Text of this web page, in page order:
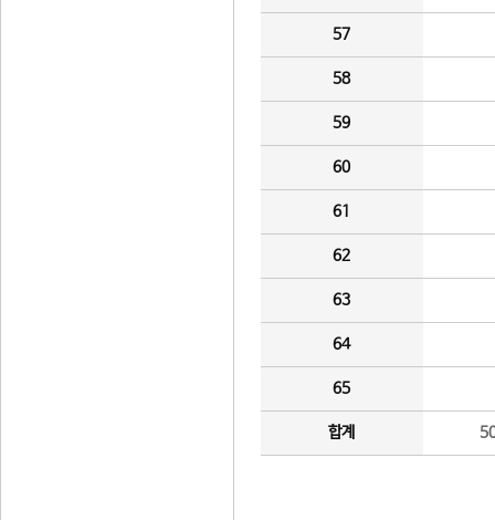
57
58
59
60
61
62
63
64
65
합계